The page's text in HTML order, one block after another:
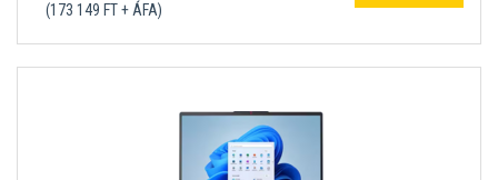
(173 149 FT + ÁFA)